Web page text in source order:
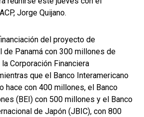
Jorge Quijano.
del proyecto de
de Panamá con 300 millones de
Corporación Financiera
que el Banco Interamericano
hace con 400 millones, el Banco
(BEI) con 500 millones y el Banco
de Japón (JBIC), con 800